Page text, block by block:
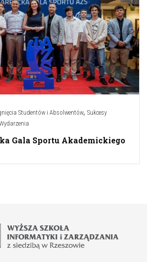
Studentów i Absolwentów, Sukcesy
Gala Sportu Akademickiego